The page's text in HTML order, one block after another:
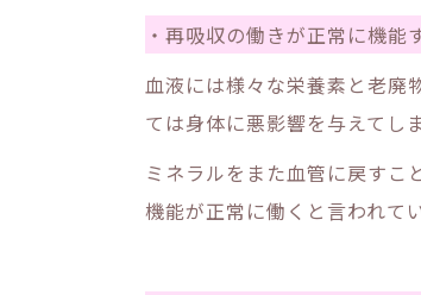
・再吸収の働きが正常に機能
血液には様々な栄養素と老廃
ては身体に悪影響を与えてし
ミネラルをまた血管に戻すこ
機能が正常に働くと言われてい